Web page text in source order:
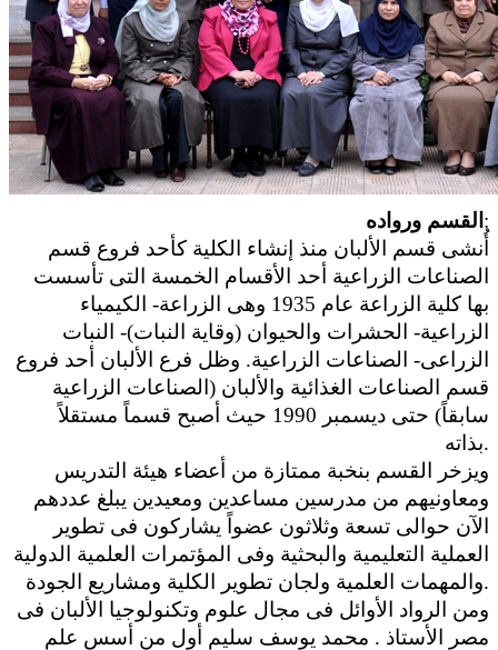
القسم ورواده :
أُنشى قسم الألبان منذ إنشاء الكلية كأحد فروع قسم
الصناعات الزراعية أحد الأقسام الخمسة التى تأسست
بها كلية الزراعة عام 1935 وهى الزراعة- الكيمياء
الزراعية- الحشرات والحيوان (وقاية النبات)- النبات
الزراعى- الصناعات الزراعية. وظل فرع الألبان أحد فروع
قسم الصناعات الغذائية والألبان (الصناعات الزراعية
سابقاً) حتى ديسمبر 1990 حيث أصبح قسماً مستقلاً
بذاته.
ويزخر القسم بنخبة ممتازة من أعضاء هيئة التدريس
ومعاونيهم من مدرسين مساعدين ومعيدين يبلغ عددهم
الآن حوالى تسعة وثلاثون عضواً يشاركون فى تطوير
العملية التعليمية والبحثية وفى المؤتمرات العلمية الدولية
والمهمات العلمية ولجان تطوير الكلية ومشاريع الجودة.
ومن الرواد الأوائل فى مجال علوم وتكنولوجيا الألبان فى
مصر الأستاذ . محمد يوسف سليم أول من أسس علم